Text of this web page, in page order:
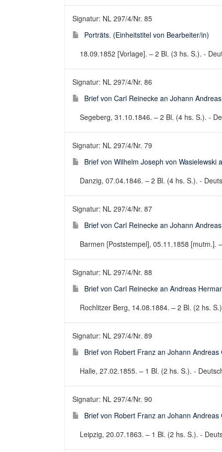
Signatur: NL 297/4/Nr. 85
Porträts. (Einheitstitel von Bearbeiter/in)
18.09.1852 [Vorlage]. – 2 Bl. (3 hs. S.). -
Signatur: NL 297/4/Nr. 86
Brief von Carl Reinecke an Johann
Segeberg, 31.10.1846. – 2 Bl. (4 hs. S.). -
Signatur: NL 297/4/Nr. 79
Brief von Wilhelm Joseph von
Danzig, 07.04.1846. – 2 Bl. (4 hs. S.). -
Signatur: NL 297/4/Nr. 87
Brief von Carl Reinecke an Johann
Barmen [Poststempel], 05.11.1858 [mutm.].
Signatur: NL 297/4/Nr. 88
Brief von Carl Reinecke an Andreas
Rochlitzer Berg, 14.08.1884. – 2 Bl. (2 hs.
Signatur: NL 297/4/Nr. 89
Brief von Robert Franz an Johann
Halle, 27.02.1855. – 1 Bl. (2 hs. S.). -
Signatur: NL 297/4/Nr. 90
Brief von Robert Franz an Johann
Leipzig, 20.07.1863. – 1 Bl. (2 hs. S.). -